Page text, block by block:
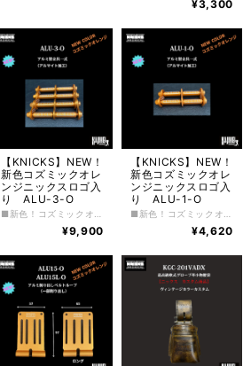
¥3,300
【KNICKS】NEW！
新色コズミックオレ
ンジニックスロゴ入
り ALU-3-O
¥9,900
【KNICKS】NEW！
新色コズミックオレ
ンジニックスロゴ入
り ALU-1-O
¥4,620